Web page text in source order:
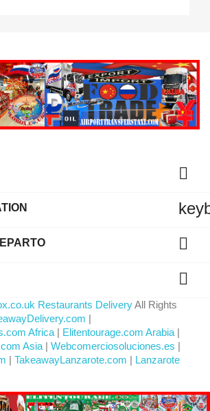



Restaurants DeliveryAll Rights
|
Africa | Elitentourage.com Arabia |
Asia | Webcomerciosoluciones.es |
| TakeawayLanzarote.com | Lanzarote